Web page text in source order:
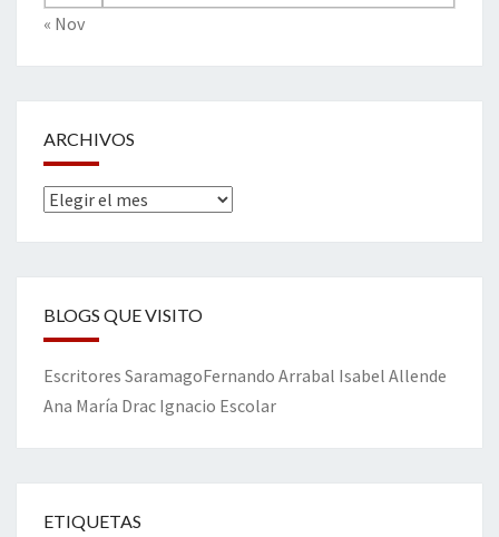
« Nov
ARCHIVOS
Archivos
BLOGS QUE VISITO
Escritores SaramagoFernando Arrabal Isabel Allende
Ana María Drac Ignacio Escolar
ETIQUETAS